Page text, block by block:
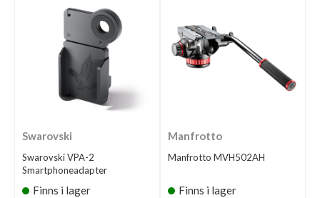
Swarovski
Swarovski VPA-2
Smartphoneadapter
Finns i lager
Manfrotto
Manfrotto MVH502AH
Finns i lager